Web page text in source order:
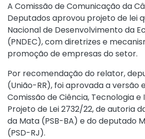
A Comissão de Comunicação da
Deputados aprovou projeto de lei
Nacional de Desenvolvimento da
(PNDEC), com diretrizes e
promoção de empresas do setor.
Por recomendação do relator,
(União-RR), foi aprovada a versão
Comissão de Ciência, Tecnologia
Projeto de Lei 2732/22, de autoria
da Mata (PSB-BA) e do deputado
(PSD-RJ).